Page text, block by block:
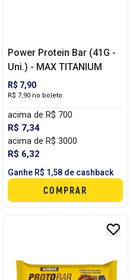
Power Protein Bar (41G -
Uni.) - MAX TITANIUM
R$ 7,90
R$ 7,90 no boleto
acima de R$ 700
R$ 7,34
acima de R$ 3000
R$ 6,32
Ganhe R$ 1,58 de cashback
COMPRAR